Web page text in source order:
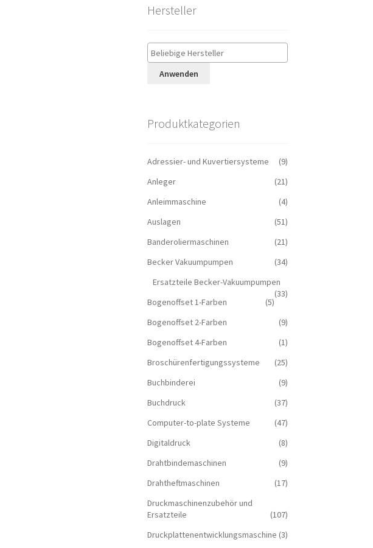
Hersteller
Anwenden
Produktkategorien
Adressier- und Kuvertiersysteme
(9)
Anleger
(21)
Anleimmaschine
(4)
Auslagen
(51)
Banderoliermaschinen
(21)
Becker Vakuumpumpen
(34)
Ersatzteile Becker-Vakuumpumpen
(33)
Bogenoffset 1-Farben
(5)
Bogenoffset 2-Farben
(9)
Bogenoffset 4-Farben
(1)
Broschürenfertigungssysteme
(25)
Buchbinderei
(9)
Buchdruck
(37)
Computer-to-plate Systeme
(47)
Digitaldruck
(8)
Drahtbindemaschinen
(9)
Drahtheftmaschinen
(17)
Druckmaschinenzubehör und
Ersatzteile
(107)
Druckplattenentwicklungsmaschine (3)